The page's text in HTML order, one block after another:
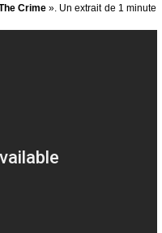
Crime». Un extrait de 1 minute